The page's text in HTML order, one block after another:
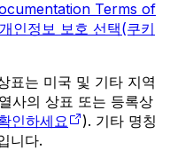
Terms of
개인정보 보호 선택(쿠키
는 미국 및 기타 지역
사의 상표 또는 등록상
인하세요
). 기타 명칭
니다.